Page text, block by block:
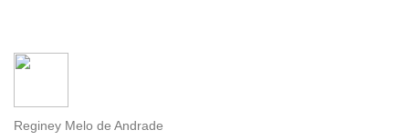
Reginey Melo de Andrade